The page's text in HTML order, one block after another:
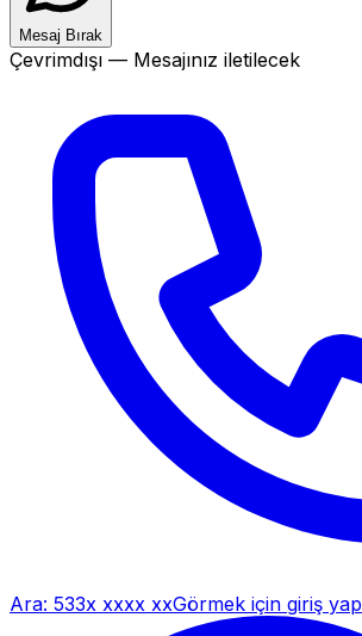
Mesaj Bırak
Çevrimdışı — Mesajınız iletilecek
Ara: 533x xxxx xxGörmek için giriş yap